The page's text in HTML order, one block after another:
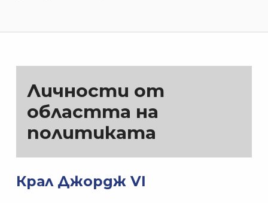
Личности от
областта на
политиката
Крал Джордж VI